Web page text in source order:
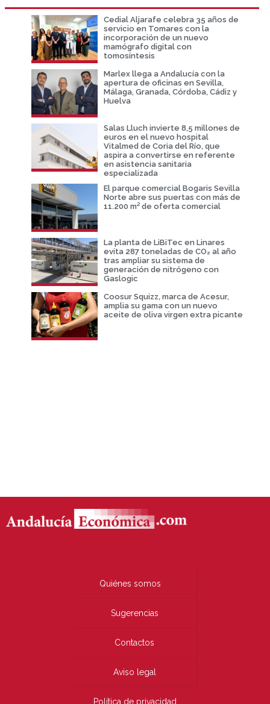
Cedial Aljarafe celebra 35 años de
servicio en Tomares con la
incorporación de un nuevo
mamógrafo digital con
tomosíntesis
Marlex llega a Andalucía con la
apertura de oficinas en Sevilla,
Málaga, Granada, Córdoba, Cádiz y
Huelva
Salas Lluch invierte 8,5 millones de
euros en el nuevo hospital
Vitalmed de Coria del Río, que
aspira a convertirse en referente
en asistencia sanitaria
especializada
El parque comercial Bogaris Sevilla
Norte abre sus puertas con más de
11.200 m² de oferta comercial
La planta de LiBiTec en Linares
evita 287 toneladas de CO₂ al año
tras ampliar su sistema de
generación de nitrógeno con
Gaslogic
Coosur Squizz, marca de Acesur,
amplia su gama con un nuevo
aceite de oliva virgen extra picante
Quiénes somos
Sugerencias
Contactos
Aviso legal
Política de privacidad